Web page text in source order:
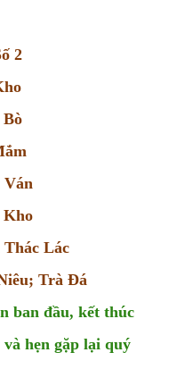
2
Bò
Kho
Thác Lác
Trà Đá
ban đầu, kết thúc
hẹn gặp lại quý